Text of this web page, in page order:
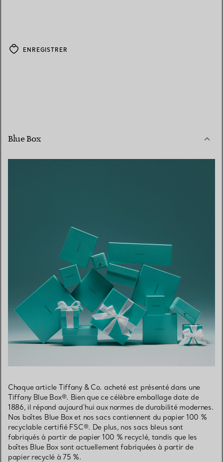
ENREGISTRER
Blue Box
Chaque article Tiffany & Co. acheté est présenté dans une
Tiffany Blue Box®. Bien que ce célèbre emballage date de
1886, il répond aujourd’hui aux normes de durabilité modernes.
Nos boîtes Blue Box et nos sacs contiennent du papier 100 %
recyclable certifié FSC®. De plus, nos sacs bleus sont
fabriqués à partir de papier 100 % recyclé, tandis que les
boîtes Blue Box sont actuellement fabriquées à partir de
papier recyclé à 75 %.